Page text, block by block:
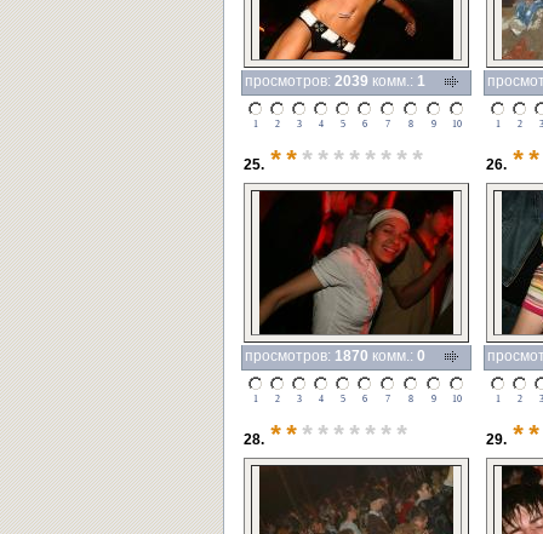
просмотров: 2039 комм.: 1
1 2 3 4 5 6 7 8 9 10 1 2 3
25. ** ********
просмотров: 1870 комм.: 0
1 2 3 4 5 6 7 8 9 10
26.
1 2 3
28. ** ******* 29.